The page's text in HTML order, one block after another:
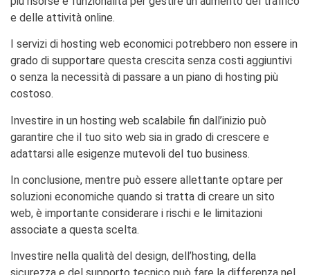
e delle attività online.
I servizi di hosting web economici potrebbero non essere in
grado di supportare questa crescita senza costi aggiuntivi
o senza la necessità di passare a un piano di hosting più
costoso.
Investire in un hosting web scalabile fin dall’inizio può
garantire che il tuo sito web sia in grado di crescere e
adattarsi alle esigenze mutevoli del tuo business.
In conclusione, mentre può essere allettante optare per
soluzioni economiche quando si tratta di creare un sito
web, è importante considerare i rischi e le limitazioni
associate a questa scelta.
Investire nella qualità del design, dell’hosting, della